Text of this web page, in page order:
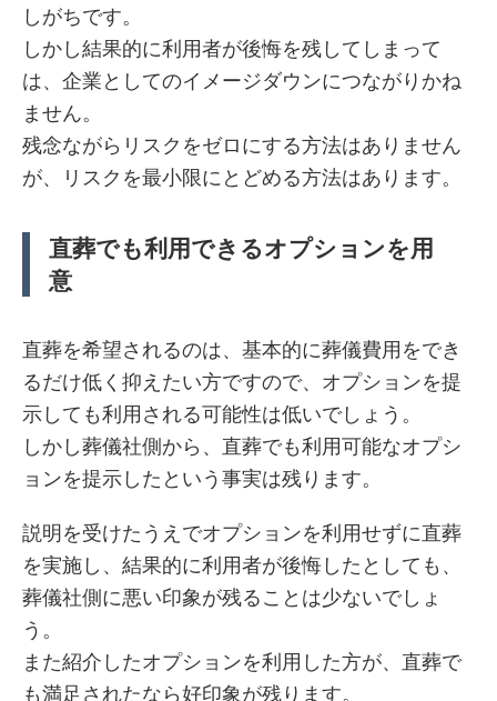
しがちです。
しかし結果的に利用者が後悔を残してしまって
は、企業としてのイメージダウンにつながりかね
ません。
残念ながらリスクをゼロにする方法はありません
が、リスクを最小限にとどめる方法はあります。
直葬でも利用できるオプションを用
意
直葬を希望されるのは、基本的に葬儀費用をでき
るだけ低く抑えたい方ですので、オプションを提
示しても利用される可能性は低いでしょう。
しかし葬儀社側から、直葬でも利用可能なオプシ
ョンを提示したという事実は残ります。
説明を受けたうえでオプションを利用せずに直葬
を実施し、結果的に利用者が後悔したとしても、
葬儀社側に悪い印象が残ることは少ないでしょ
う。
また紹介したオプションを利用した方が、直葬で
も満足されたなら好印象が残ります。